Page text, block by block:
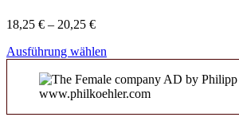
18,25 € – 20,25 €
Ausführung wählen